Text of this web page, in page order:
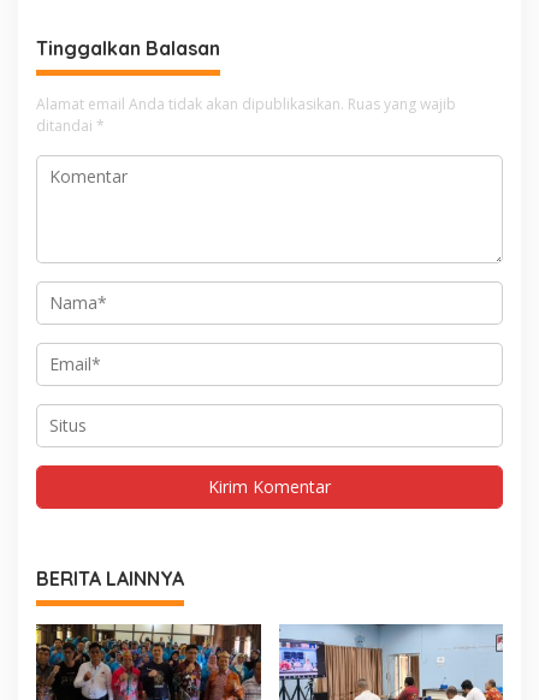
Tinggalkan Balasan
Alamat email Anda tidak akan dipublikasikan. Ruas yang wajib
ditandai *
BERITA LAINNYA